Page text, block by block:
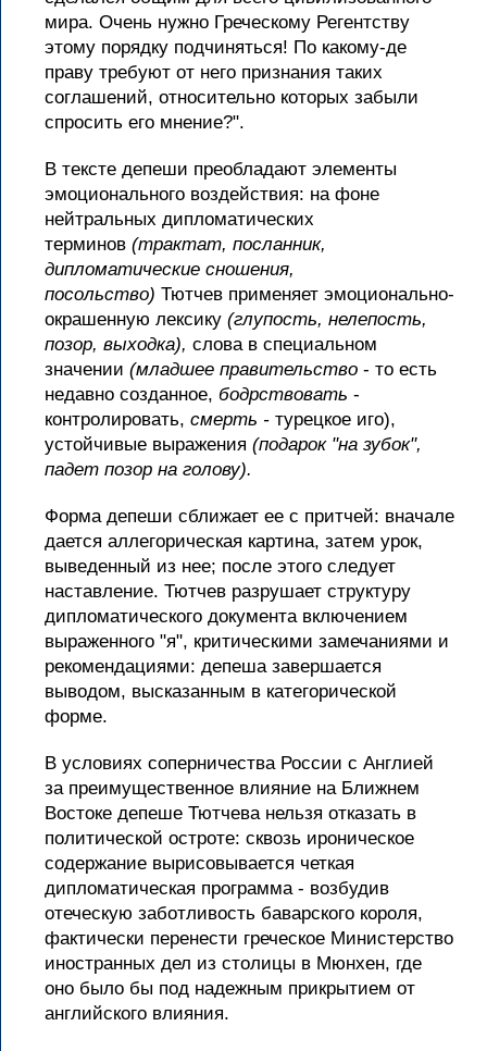
мира. Очень нужно Греческому Регентству
этому порядку подчиняться! По какому-де
праву требуют от него признания таких
соглашений, относительно которых забыли
спросить его мнение?".
В тексте депеши преобладают элементы
эмоционального воздействия: на фоне
нейтральных дипломатических
терминов (трактат, посланник,
дипломатические сношения,
посольство) Тютчев применяет эмоционально-
окрашенную лексику (глупость, нелепость,
позор, выходка), слова в специальном
значении (младшее правительство - то есть
недавно созданное, бодрствовать -
контролировать, смерть - турецкое иго),
устойчивые выражения (подарок "на зубок",
падет позор на голову).
Форма депеши сближает ее с притчей: вначале
дается аллегорическая картина, затем урок,
выведенный из нее; после этого следует
наставление. Тютчев разрушает структуру
дипломатического документа включением
выраженного "я", критическими замечаниями и
рекомендациями: депеша завершается
выводом, высказанным в категорической
форме.
В условиях соперничества России с Англией
за преимущественное влияние на Ближнем
Востоке депеше Тютчева нельзя отказать в
политической остроте: сквозь ироническое
содержание вырисовывается четкая
дипломатическая программа - возбудив
отеческую заботливость баварского короля,
фактически перенести греческое Министерство
иностранных дел из столицы в Мюнхен, где
оно было бы под надежным прикрытием от
английского влияния.